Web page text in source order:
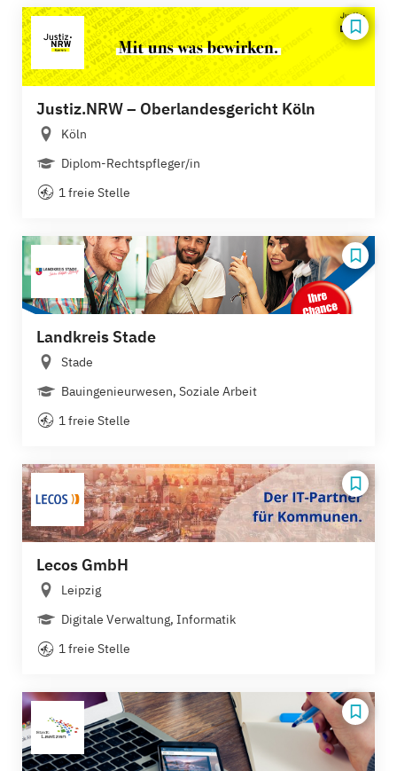
Justiz.NRW – Oberlandesgericht Köln
Köln
Diplom-Rechtspfleger/in
1 freie Stelle
Landkreis Stade
Stade
Bauingenieurwesen, Soziale Arbeit
1 freie Stelle
Lecos GmbH
Leipzig
Digitale Verwaltung, Informatik
1 freie Stelle